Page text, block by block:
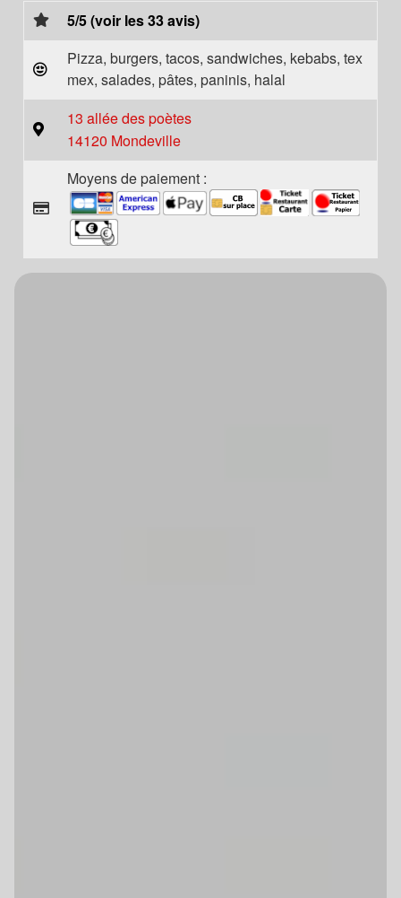
5/5 (voir les 33 avis)
Pizza, burgers, tacos, sandwiches, kebabs, tex
mex, salades, pâtes, paninis, halal
13 allée des poètes
14120 Mondeville
Moyens de paiement :